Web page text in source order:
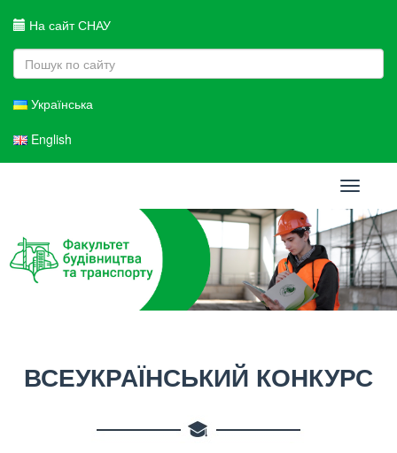
На сайт СНАУ
Українська
English
Toggle
ВСЕУКРАЇНСЬКИЙ КОНКУРС